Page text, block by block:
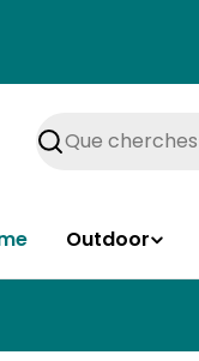
Rechercher
Outdoor